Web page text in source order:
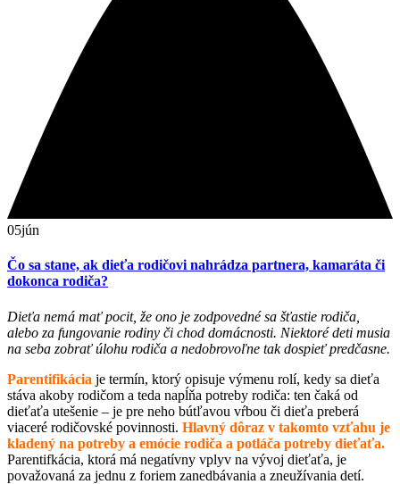
05jún
Čo sa stane, ak dieťa rodičovi nahrádza partnera, kamaráta či
dokonca rodiča?
Dieťa nemá mať pocit, že ono je zodpovedné sa šťastie rodiča,
alebo za fungovanie rodiny či chod domácnosti. Niektoré deti musia
na seba zobrať úlohu rodiča a nedobrovoľne tak dospieť predčasne.
Parentifikácia je termín, ktorý opisuje výmenu rolí, kedy sa dieťa
stáva akoby rodičom a teda napĺňa potreby rodiča: ten čaká od
dieťaťa utešenie – je pre neho bútľavou vŕbou či dieťa preberá
viaceré rodičovské povinnosti. Hlavný dôraz v takomto vzťahu je
kladený na potreby a emócie rodiča a potláča potreby dieťaťa.
Parentifkácia, ktorá má negatívny vplyv na vývoj dieťaťa, je
považovaná za jednu z foriem zanedbávania a zneužívania detí.